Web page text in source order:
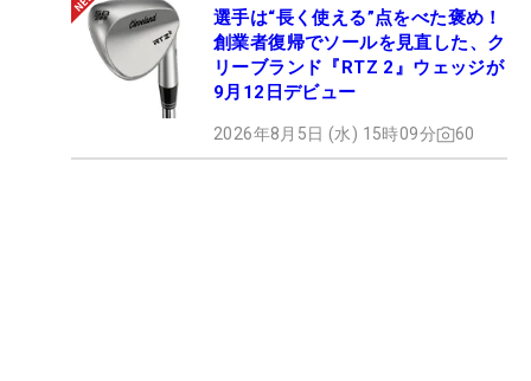
選手は“長く使える”点をべた褒め！
創業者復帰でソールを見直した、ク
リーブランド『RTZ 2』ウェッジが
9月12日デビュー
2026年8月5日 (水) 15時09分 60